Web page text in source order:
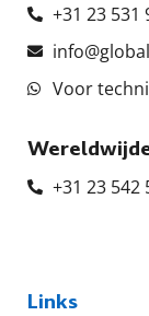
+31 23 531
Voor
+31 23 542
Links